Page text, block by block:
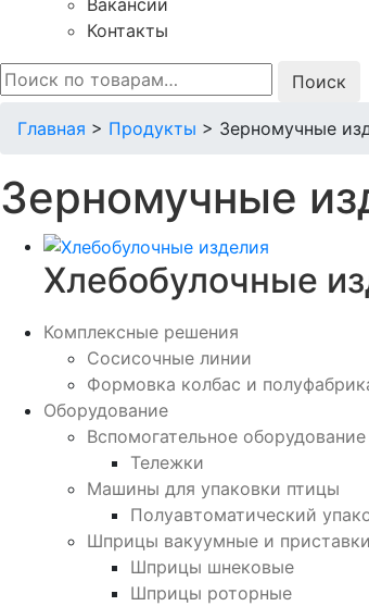
Контакты
Искать:
Главная > Продукты > Зерномучные
Зерномучные
Хлебобулочные
Комплексные решения
Сосисочные линии
Формовка колбас и
Оборудование
Вспомогательное оборудование
Тележки
Машины для упаковки птицы
Полуавтоматический
Шприцы вакуумные и приставки
Шприцы шнековые
Шприцы роторные